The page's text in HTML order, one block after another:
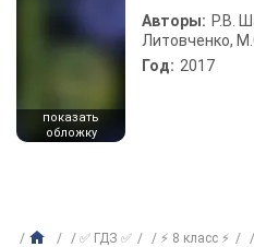
показать
обложку
Авторы: Р.В.
Литовченко,
Год: 2017
✅ ГДЗ ✅ ⚡ 8 класс ⚡